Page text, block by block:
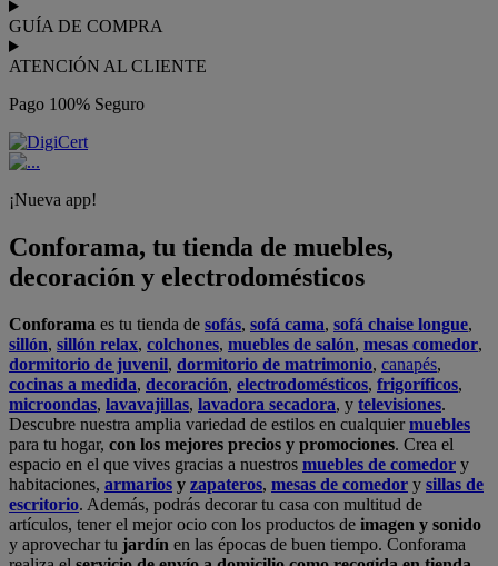
GUÍA DE COMPRA
ATENCIÓN AL CLIENTE
Pago 100% Seguro
¡Nueva app!
Conforama, tu tienda de muebles,
decoración y electrodomésticos
Conforama es tu tienda de sofás, sofá cama, sofá chaise longue,
sillón, sillón relax, colchones, muebles de salón, mesas comedor,
dormitorio de juvenil, dormitorio de matrimonio, canapés,
cocinas a medida, decoración, electrodomésticos, frigoríficos,
microondas, lavavajillas, lavadora secadora, y televisiones.
Descubre nuestra amplia variedad de estilos en cualquiermuebles
para tu hogar, con los mejores precios y promociones. Crea el
espacio en el que vives gracias a nuestros muebles de comedor y
habitaciones, armarios y zapateros, mesas de comedor y sillas de
escritorio. Además, podrás decorar tu casa con multitud de
artículos, tener el mejor ocio con los productos de imagen y sonido
y aprovechar tu jardín en las épocas de buen tiempo. Conforama